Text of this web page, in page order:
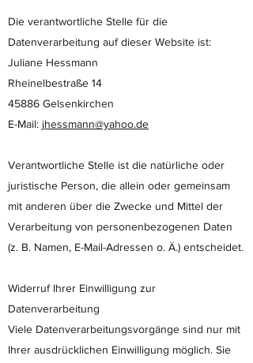
Die verantwortliche Stelle für die
Datenverarbeitung auf dieser Website ist:
Juliane Hessmann
Rheinelbestraße 14
45886 Gelsenkirchen
E-Mail: jhessmann@yahoo.de
Verantwortliche Stelle ist die natürliche oder
juristische Person, die allein oder gemeinsam
mit anderen über die Zwecke und Mittel der
Verarbeitung von personenbezogenen Daten
(z. B. Namen, E-Mail-Adressen o. Ä.) entscheidet.
Widerruf Ihrer Einwilligung zur
Datenverarbeitung
Viele Datenverarbeitungsvorgänge sind nur mit
Ihrer ausdrücklichen Einwilligung möglich. Sie